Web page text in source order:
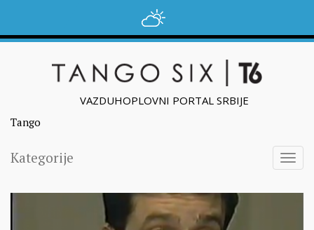
VAZDUHOPLOVNI PORTAL SRBIJE
Tango
Kategorije